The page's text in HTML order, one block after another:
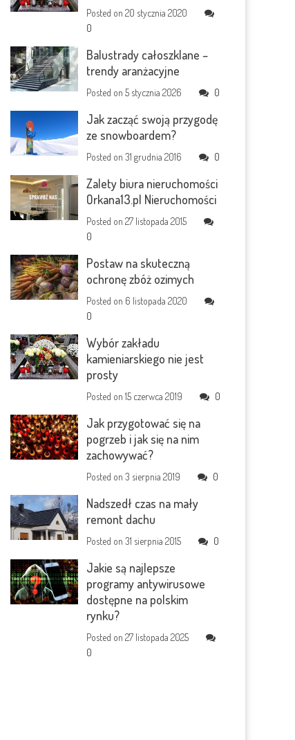
Posted on20 stycznia 2020
0
Balustrady całoszklane –
trendy aranżacyjne
Posted on5 stycznia 2026 0
Jak zacząć swoją przygodę
ze snowboardem?
Posted on31 grudnia 2016 0
Zalety biura nieruchomości
Orkana13.pl Nieruchomości
Posted on27 listopada 2015
0
Postaw na skuteczną
ochronę zbóż ozimych
Posted on 6 listopada 2020
0
Wybór zakładu
kamieniarskiego nie jest
prosty
Posted on15 czerwca 2019 0
Jak przygotować się na
pogrzeb i jak się na nim
zachowywać?
Posted on3 sierpnia 2019 0
Nadszedł czas na mały
remont dachu
Posted on31 sierpnia 2015 0
Jakie są najlepsze
programy antywirusowe
dostępne na polskim
rynku?
Posted on27 listopada 2025
0